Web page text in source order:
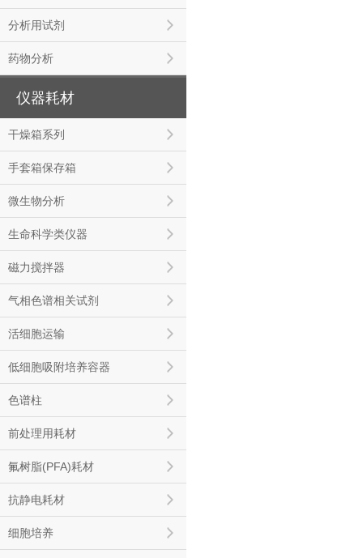
分析用试剂
药物分析
仪器耗材
干燥箱系列
手套箱保存箱
微生物分析
生命科学类仪器
磁力搅拌器
气相色谱相关试剂
活细胞运输
低细胞吸附培养容器
色谱柱
前处理用耗材
氟树脂(PFA)耗材
抗静电耗材
细胞培养